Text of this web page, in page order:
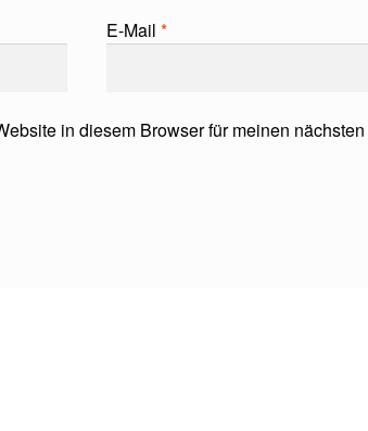
E-Mail *
in diesem Browser für meinen nächsten